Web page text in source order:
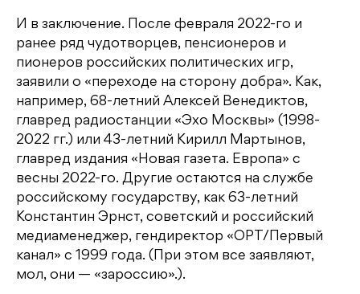
И в заключение. После февраля 2022-го и
ранее ряд чудотворцев, пенсионеров и
пионеров российских политических игр,
заявили о «переходе на сторону добра». Как,
например, 68-летний Алексей Венедиктов,
главред радиостанции «Эхо Москвы» (1998-
2022 гг.) или 43-летний Кирилл Мартынов,
главред издания «Новая газета. Европа» с
весны 2022-го. Другие остаются на службе
российскому государству, как 63-летний
Константин Эрнст, советский и российский
медиаменеджер, гендиректор «ОРТ/Первый
канал» с 1999 года. (При этом все заявляют,
мол, они — «зароссию».).